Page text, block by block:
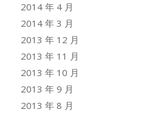
2014 年 4 月
2014 年 3 月
2013 年 12 月
2013 年 11 月
2013 年 10 月
2013 年 9 月
2013 年 8 月